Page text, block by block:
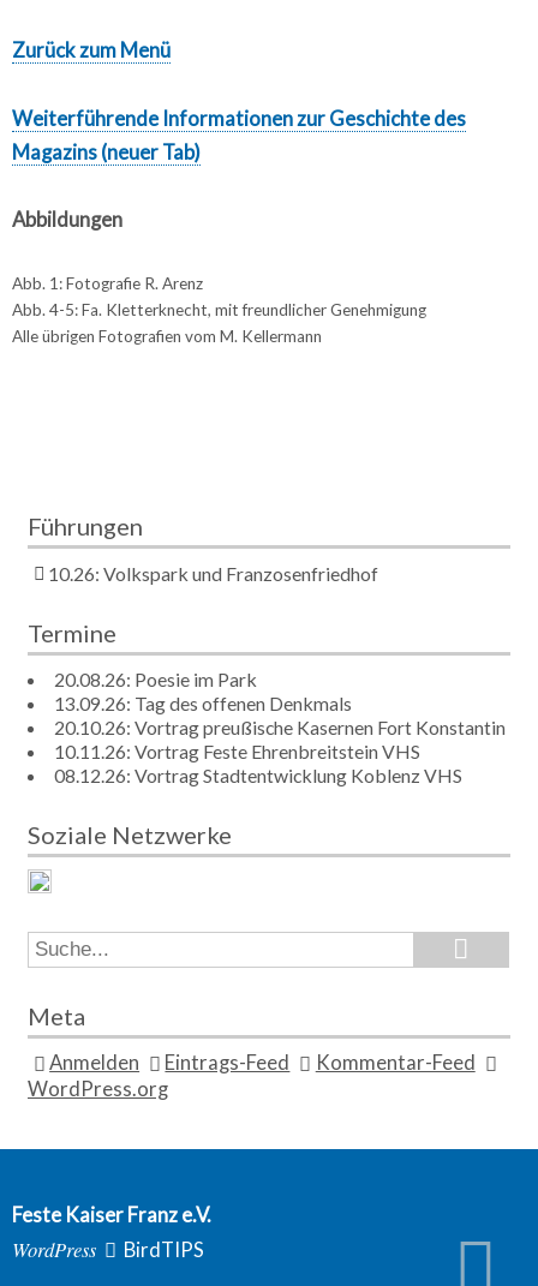
Zurück zum Menü
Weiterführende Informationen zur Geschichte des
Magazins (neuer Tab)
Abbildungen
Abb. 1: Fotografie R. Arenz
Abb. 4-5: Fa. Kletterknecht, mit freundlicher Genehmigung
Alle übrigen Fotografien vom M. Kellermann
Führungen
10.26: Volkspark und Franzosenfriedhof
Termine
20.08.26: Poesie im Park
13.09.26: Tag des offenen Denkmals
20.10.26: Vortrag preußische Kasernen Fort Konstantin
10.11.26: Vortrag Feste Ehrenbreitstein VHS
08.12.26: Vortrag Stadtentwicklung Koblenz VHS
Soziale Netzwerke
Search
for:
Meta
Anmelden Eintrags-Feed
Kommentar-Feed
WordPress.org
Feste Kaiser Franz e.V.
WordPress BirdTIPS